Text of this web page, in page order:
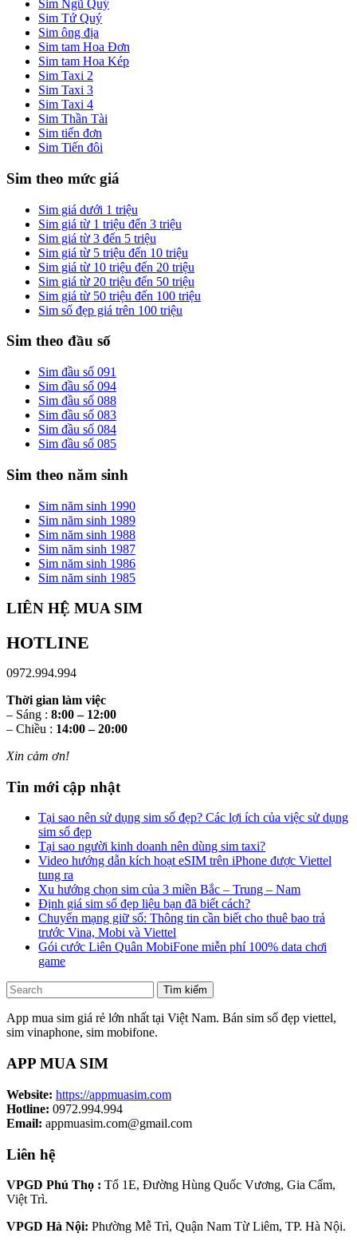
Sim Ngũ Quý
Sim Tứ Quý
Sim ông địa
Sim tam Hoa Đơn
Sim tam Hoa Kép
Sim Taxi 2
Sim Taxi 3
Sim Taxi 4
Sim Thần Tài
Sim tiến đơn
Sim Tiến đôi
Sim theo mức giá
Sim giá dưới 1 triệu
Sim giá từ 1 triệu đến 3 triệu
Sim giá từ 3 đến 5 triệu
Sim giá từ 5 triệu đến 10 triệu
Sim giá từ 10 triệu đến 20 triệu
Sim giá từ 20 triệu đến 50 triệu
Sim giá từ 50 triệu đến 100 triệu
Sim số đẹp giá trên 100 triệu
Sim theo đầu số
Sim đầu số 091
Sim đầu số 094
Sim đầu số 088
Sim đầu số 083
Sim đầu số 084
Sim đầu số 085
Sim theo năm sinh
Sim năm sinh 1990
Sim năm sinh 1989
Sim năm sinh 1988
Sim năm sinh 1987
Sim năm sinh 1986
Sim năm sinh 1985
LIÊN HỆ MUA SIM
HOTLINE
0972.994.994
Thời gian làm việc
– Sáng : 8:00 – 12:00
– Chiều : 14:00 – 20:00
Xin cảm ơn!
Tin mới cập nhật
Tại sao nên sử dụng sim số đẹp? Các lợi ích của việc sử dụng
sim số đẹp
Tại sao người kinh doanh nên dùng sim taxi?
Video hướng dẫn kích hoạt eSIM trên iPhone được Viettel
tung ra
Xu hướng chọn sim của 3 miền Bắc – Trung – Nam
Định giá sim số đẹp liệu bạn đã biết cách?
Chuyển mạng giữ số: Thông tin cần biết cho thuê bao trả
trước Vina, Mobi và Viettel
Gói cước Liên Quân MobiFone miễn phí 100% data chơi
game
Tìm kiếm
App mua sim giá rẻ lớn nhất tại Việt Nam. Bán sim số đẹp viettel,
sim vinaphone, sim mobifone.
APP MUA SIM
Website: https://appmuasim.com
Hotline: 0972.994.994
Email: appmuasim.com@gmail.com
Liên hệ
VPGD Phú Thọ : Tổ 1E, Đường Hùng Quốc Vương, Gia Cẩm,
Việt Trì.
VPGD Hà Nội: Phường Mễ Trì, Quận Nam Từ Liêm, TP. Hà Nội.